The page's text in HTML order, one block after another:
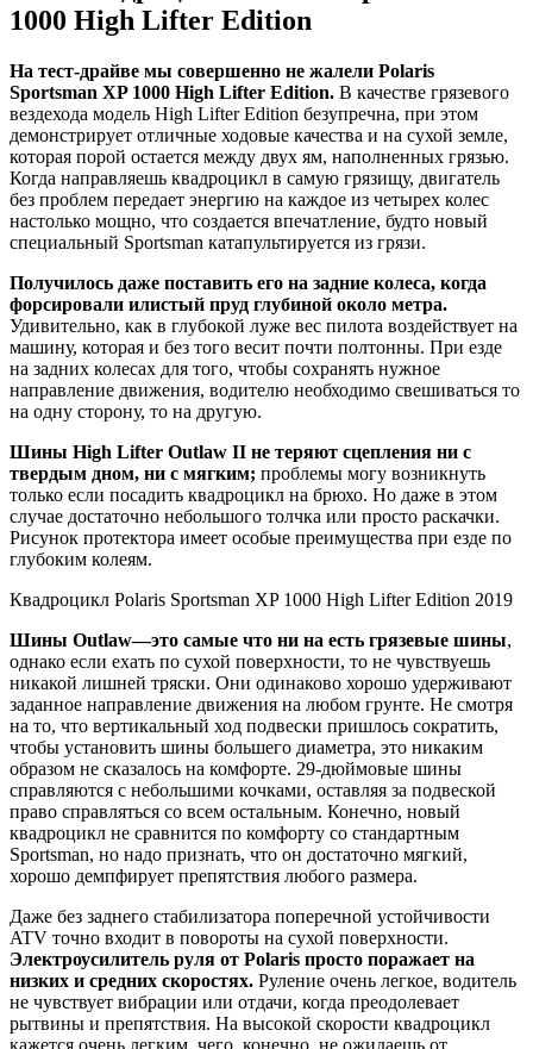
1000 High Lifter Edition
На тест-драйве мы совершенно не жалели Polaris
Sportsman XP 1000 High Lifter Edition. В качестве грязевого
вездехода модель High Lifter Edition безупречна, при этом
демонстрирует отличные ходовые качества и на сухой земле,
которая порой остается между двух ям, наполненных грязью.
Когда направляешь квадроцикл в самую грязищу, двигатель
без проблем передает энергию на каждое из четырех колес
настолько мощно, что создается впечатление, будто новый
специальный Sportsman катапультируется из грязи.
Получилось даже поставить его на задние колеса, когда
форсировали илистый пруд глубиной около метра.
Удивительно, как в глубокой луже вес пилота воздействует на
машину, которая и без того весит почти полтонны. При езде
на задних колесах для того, чтобы сохранять нужное
направление движения, водителю необходимо свешиваться то
на одну сторону, то на другую.
Шины High Lifter Outlaw II не теряют сцепления ни с
твердым дном, ни с мягким; проблемы могу возникнуть
только если посадить квадроцикл на брюхо. Но даже в этом
случае достаточно небольшого толчка или просто раскачки.
Рисунок протектора имеет особые преимущества при езде по
глубоким колеям.
Квадроцикл Polaris Sportsman XP 1000 High Lifter Edition 2019
Шины Outlaw—это самые что ни на есть грязевые шины,
однако если ехать по сухой поверхности, то не чувствуешь
никакой лишней тряски. Они одинаково хорошо удерживают
заданное направление движения на любом грунте. Не смотря
на то, что вертикальный ход подвески пришлось сократить,
чтобы установить шины большего диаметра, это никаким
образом не сказалось на комфорте. 29-дюймовые шины
справляются с небольшими кочками, оставляя за подвеской
право справляться со всем остальным. Конечно, новый
квадроцикл не сравнится по комфорту со стандартным
Sportsman, но надо признать, что он достаточно мягкий,
хорошо демпфирует препятствия любого размера.
Даже без заднего стабилизатора поперечной устойчивости
ATV точно входит в повороты на сухой поверхности.
Электроусилитель руля от Polaris просто поражает на
низких и средних скоростях. Руление очень легкое, водитель
не чувствует вибрации или отдачи, когда преодолевает
рытвины и препятствия. На высокой скорости квадроцикл
кажется очень легким, чего, конечно, не ожидаешь от